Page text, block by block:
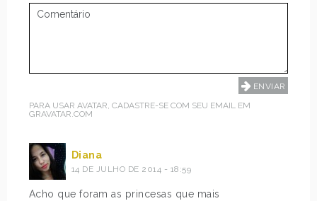
PARA USAR AVATAR, CADASTRE-SE COM SEU EMAIL EM
GRAVATAR.COM
Diana
14 DE JULHO DE 2014 - 18:59
Acho que foram as princesas que mais